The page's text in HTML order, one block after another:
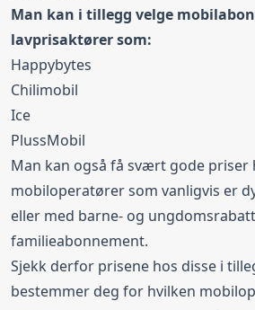
Man kan i tillegg velge
lavprisaktører som:
Happybytes
Chilimobil
Ice
PlussMobil
Man kan også få svært gode priser
mobiloperatører som vanligvis er
eller med barne- og
familieabonnement.
Sjekk derfor prisene hos disse i
bestemmer deg for hvilken